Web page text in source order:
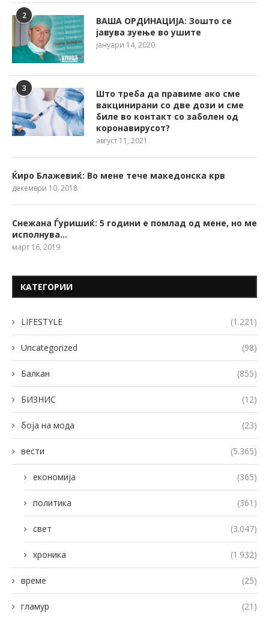
2
ВАША ОРДИНАЦИЈА: Зошто се
јавува зуење во ушите
јануари 14, 2020
3
Што треба да правиме ако сме
вакцинирани со две дози и сме
биле во контакт со заболен од
коронавирусот?
август 11, 2021
Ќиро Блажевиќ: Во мене тече македонска крв
декември 10, 2018
Снежана Ѓуришиќ: 5 години е помлад од мене, но ме
исполнува…
март 16, 2019
КАТЕГОРИИ
LIFESTYLE (1.221)
Uncategorized (98)
Балкан (855)
БИЗНИС (12)
боја на мода (23)
вести (5.365)
економија (365)
политика (361)
свет (3.047)
хроника (1.932)
време (25)
гламур (21)